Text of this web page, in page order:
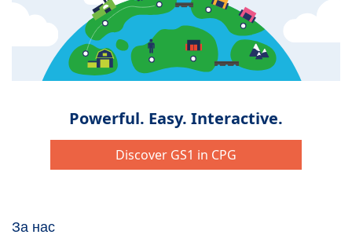
За нас